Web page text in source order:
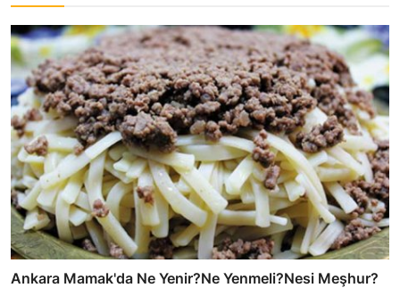
Ankara Mamak'da Ne Yenir?Ne Yenmeli?Nesi Meşhur?